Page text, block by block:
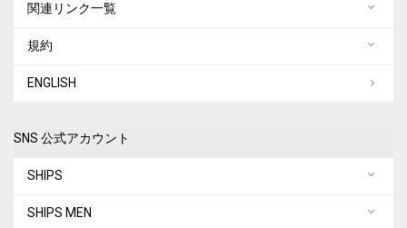
関連リンク一覧
規約
ENGLISH
SNS 公式アカウント
SHIPS
SHIPS MEN